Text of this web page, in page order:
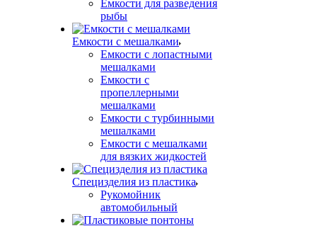
Емкости для разведения
рыбы
Емкости с мешалками
Емкости с лопастными
мешалками
Емкости с
пропеллерными
мешалками
Емкости с турбинными
мешалками
Емкости с мешалками
для вязких жидкостей
Специзделия из пластика
Рукомойник
автомобильный